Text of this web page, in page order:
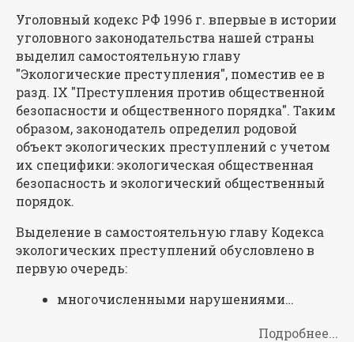
Уголовный кодекс РФ 1996 г. впервые в истории
уголовного законодательства нашей страны
выделил самостоятельную главу
"Экологические преступления", поместив ее в
разд. IX "Преступления против общественной
безопасности и общественного порядка". Таким
образом, законодатель определил родовой
объект экологических преступлений с учетом
их специфики: экологическая общественная
безопасность и экологический общественный
порядок.
Выделение в самостоятельную главу Кодекса
экологических преступлений обусловлено в
первую очередь:
многочисленными нарушениями…
Подробнее...